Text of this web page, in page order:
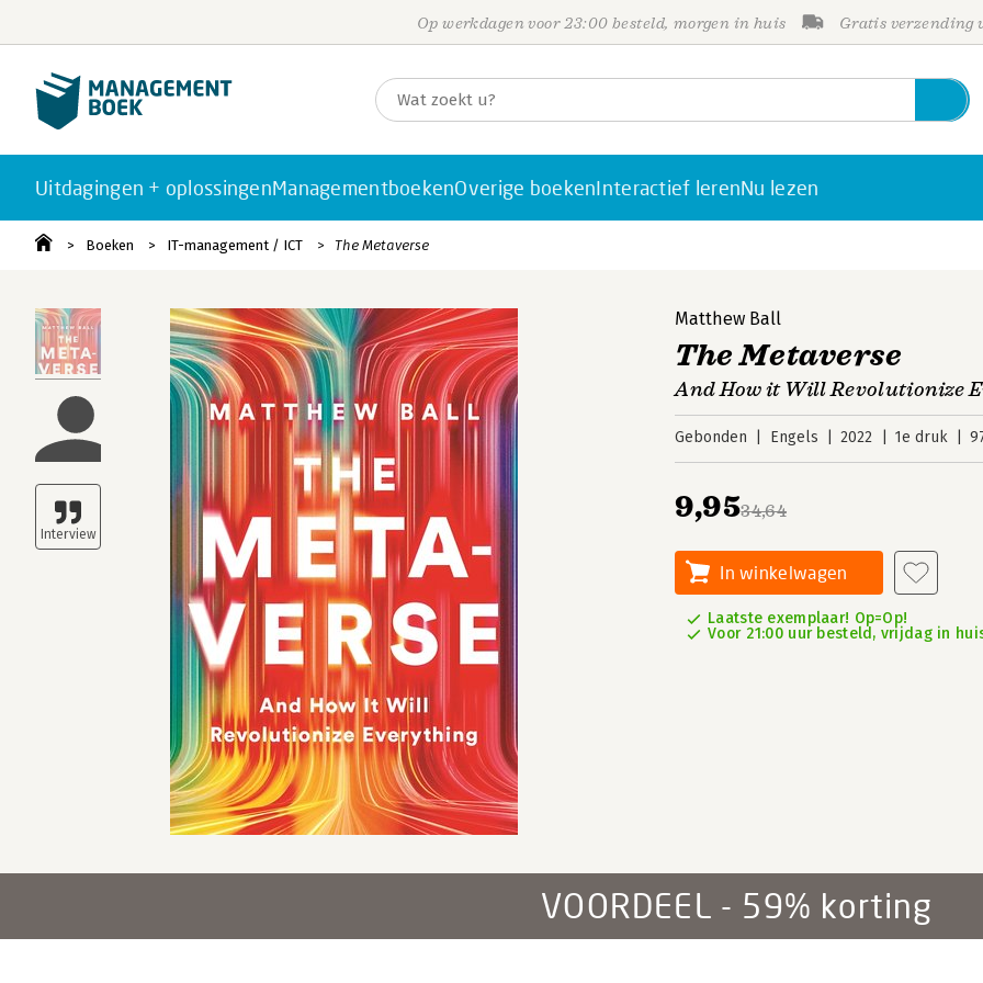
Op werkdagen voor 23:00 besteld, morgen in huis Gratis verzending
Uitdagingen + oplossingenManagementboekenOverige boekenInteractief lerenNu lezen
Boeken IT-management / ICT The Metaverse
Matthew Ball
The Metaverse
And How it Will Revolutionize
Gebonden Engels 2022 1e druk
34,64
9,95
In winkelwagen
Laatste exemplaar! Op=Op!
Voor 21:00 uur besteld, vrijdag in
VOORDEEL - 59% korting